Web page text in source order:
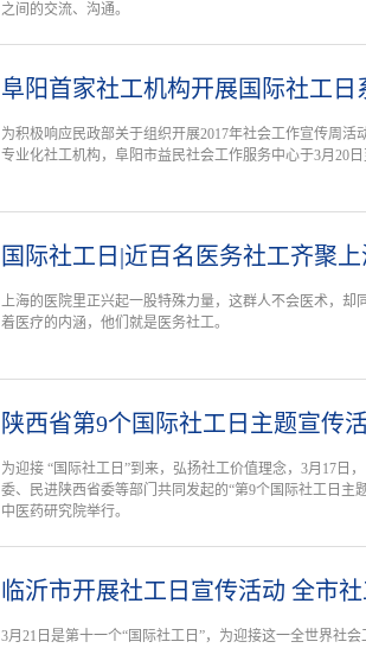
之间的交流、沟通。
阜阳首家社工机构开展国际社工日
为积极响应民政部关于组织开展2017年社会工作宣传周
专业化社工机构，阜阳市益民社会工作服务中心于3月20
国际社工日|近百名医务社工齐聚
上海的医院里正兴起一股特殊力量，这群人不会医术，却
着医疗的内涵，他们就是医务社工。
陕西省第9个国际社工日主题宣传
为迎接 “国际社工日”到来，弘扬社工价值理念，3月17日
委、民进陕西省委等部门共同发起的“第9个国际社工日主
中医药研究院举行。
临沂市开展社工日宣传活动 全市
3月21日是第十一个“国际社工日”，为迎接这一全世界社